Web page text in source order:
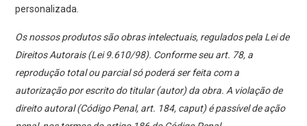
personalizada.
Os nossos produtos são obras intelectuais, regulados pela Lei de
Direitos Autorais (Lei 9.610/98). Conforme seu art. 78, a
reprodução total ou parcial só poderá ser feita com a
autorização por escrito do titular (autor) da obra. A violação de
direito autoral (Código Penal, art. 184, caput) é passível de ação